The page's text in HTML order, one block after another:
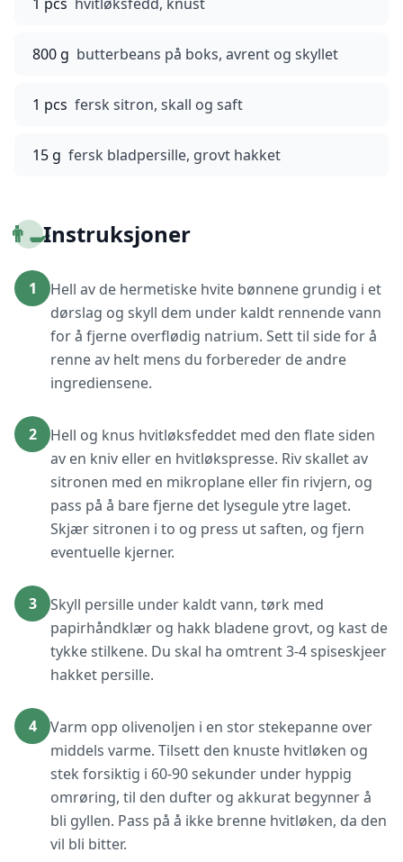
800 g butterbeans på boks, avrent og skyllet
1 pcs fersk sitron, skall og saft
15 g fersk bladpersille, grovt hakket
👨‍🍳Instruksjoner
1
Hell av de hermetiske hvite bønnene grundig i et
dørslag og skyll dem under kaldt rennende vann
for å fjerne overflødig natrium. Sett til side for å
renne av helt mens du forbereder de andre
ingrediensene.
2
Hell og knus hvitløksfeddet med den flate siden
av en kniv eller en hvitløkspresse. Riv skallet av
sitronen med en mikroplane eller fin rivjern, og
pass på å bare fjerne det lysegule ytre laget.
Skjær sitronen i to og press ut saften, og fjern
eventuelle kjerner.
3
Skyll persille under kaldt vann, tørk med
papirhåndklær og hakk bladene grovt, og kast de
tykke stilkene. Du skal ha omtrent 3-4 spiseskjeer
hakket persille.
4
Varm opp olivenoljen i en stor stekepanne over
middels varme. Tilsett den knuste hvitløken og
stek forsiktig i 60-90 sekunder under hyppig
omrøring, til den dufter og akkurat begynner å
bli gyllen. Pass på å ikke brenne hvitløken, da den
vil bli bitter.